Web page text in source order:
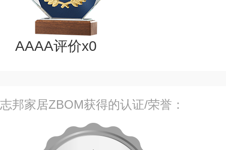
AAAA评价x0
志邦家居ZBOM获得的认证/荣誉：